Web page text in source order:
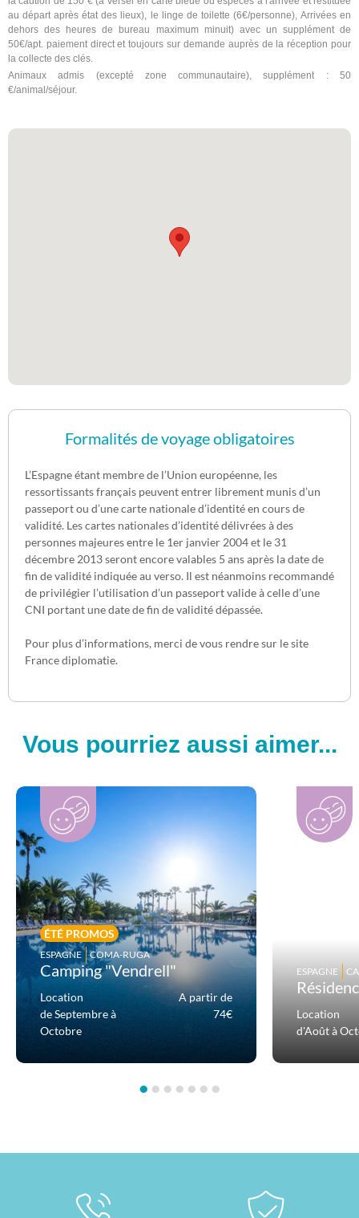
au départ après état des lieux), le linge de toilette (6€/personne), Arrivées en
dehors des heures de bureau maximum minuit) avec un supplément de
50€/apt. paiement direct et toujours sur demande auprès de la réception pour
la collecte des clés.
Animaux admis (excepté zone communautaire), supplément : 50
€/animal/séjour.
Formalités de voyage obligatoires
L’Espagne étant membre de l’Union européenne, les
ressortissants français peuvent entrer librement munis d’un
passeport ou d’une carte nationale d’identité en cours de
validité. Les cartes nationales d’identité délivrées à des
personnes majeures entre le 1er janvier 2004 et le 31
décembre 2013 seront encore valables 5 ans après la date de
fin de validité indiquée au verso. Il est néanmoins recommandé
de privilégier l’utilisation d’un passeport valide à celle d’une
CNI portant une date de fin de validité dépassée.
Pour plus d’informations, merci de vous rendre sur le site
France diplomatie.
Vous pourriez aussi aimer...
ÉTÉ PROMOS
ESPAGNE COMA-RUGA
Camping "Vendrell"
Location
de Septembre à
Octobre
A partir de
74€
ESPAGNE
Location
d'Août à
• • • • • • •